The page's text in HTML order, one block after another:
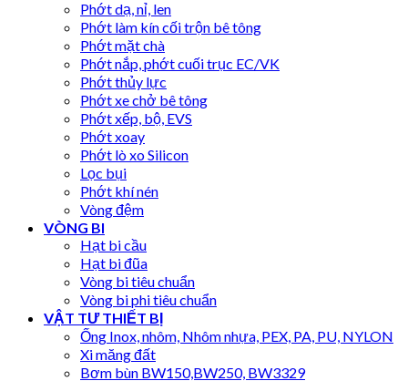
Phớt dạ, nỉ, len
Phớt làm kín cối trộn bê tông
Phớt mặt chà
Phớt nắp, phớt cuối trục EC/VK
Phớt thủy lực
Phớt xe chở bê tông
Phớt xếp, bộ, EVS
Phớt xoay
Phớt lò xo Silicon
Lọc bụi
Phớt khí nén
Vòng đệm
VÒNG BI
Hạt bi cầu
Hạt bi đũa
Vòng bi tiêu chuẩn
Vòng bi phi tiêu chuẩn
VẬT TƯ THIẾT BỊ
Ống Inox, nhôm, Nhôm nhựa, PEX, PA, PU, NYLON
Xi măng đất
Bơm bùn BW150,BW250, BW3329